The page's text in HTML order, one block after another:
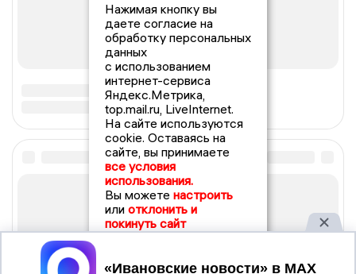
Нажимая кнопку вы
даете согласие на
обработку персональных
данных
с использованием
интернет-сервиса
Яндекс.Метрика,
top.mail.ru, LiveInternet.
На сайте используются
cookie. Оставаясь на
сайте, вы принимаете
все условия
использования.
Вы можете настроить
или отклонить и
покинуть сайт
Принять